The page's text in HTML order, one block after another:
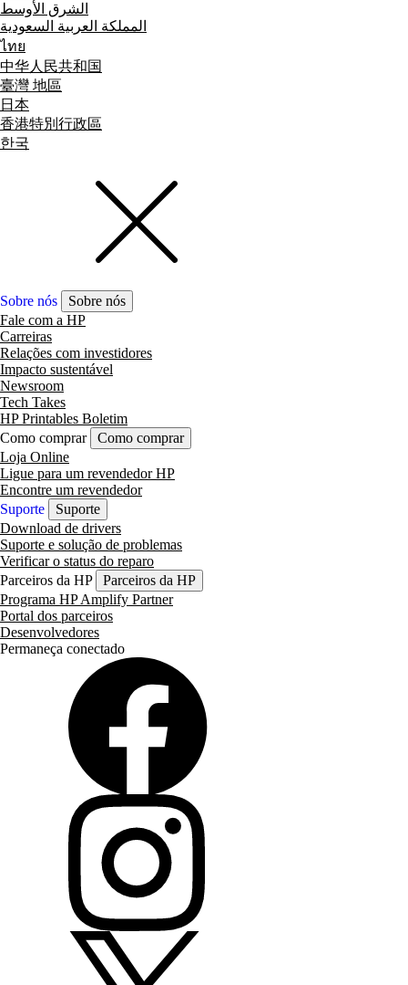
الشرق الأوسط
المملكة العربية السعودية
ไทย
中华人民共和国
臺灣 地區
日本
香港特別行政區
한국
Sobre nós
Sobre nós
Fale com a HP
Carreiras
Relações com investidores
Impacto sustentável
Newsroom
Tech Takes
HP Printables Boletim
Como comprar
Como comprar
Loja Online
Ligue para um revendedor HP
Encontre um revendedor
Suporte
Suporte
Download de drivers
Suporte e solução de problemas
Verificar o status do reparo
Parceiros da HP
Parceiros da HP
Programa HP Amplify Partner
Portal dos parceiros
Desenvolvedores
Permaneça conectado